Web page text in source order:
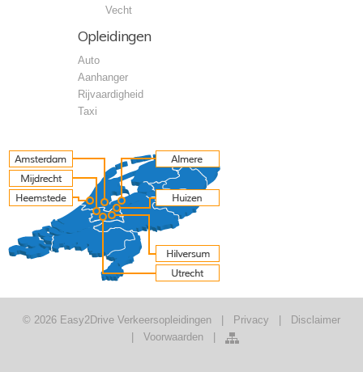
Vecht
Opleidingen
Auto
Aanhanger
Rijvaardigheid
Taxi
© 2026 Easy2Drive Verkeersopleidingen Privacy
Disclaimer
Voorwaarden